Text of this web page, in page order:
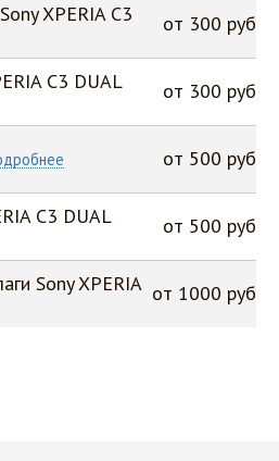
XPERIA C3 от 300 руб
C3 DUAL от 300 руб
от 500 руб
C3 DUAL от 500 руб
Sony XPERIA от 1000 руб